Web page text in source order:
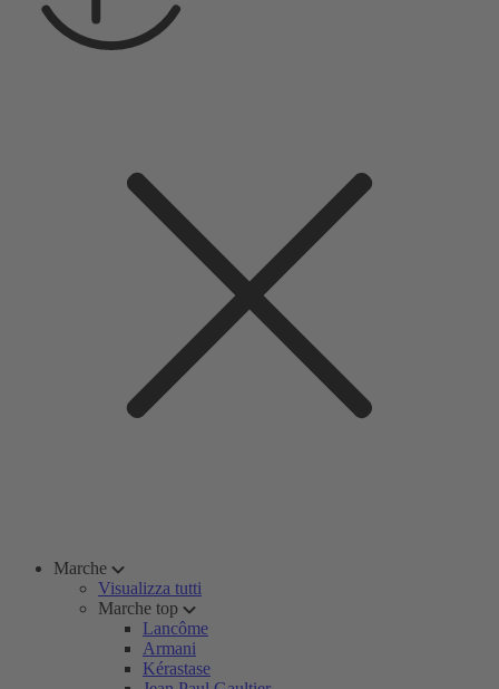
Marche
Visualizza tutti
Marche top
Lancôme
Armani
Kérastase